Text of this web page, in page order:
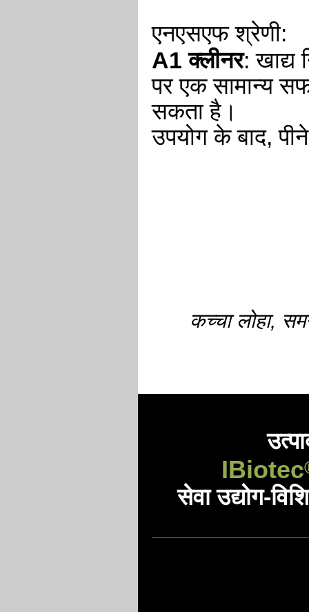
एनएसएफ श्रेणी:
A1 क्लीनर: खाद्य
पर एक सामान्य
सकता है।
उपयोग के बाद,
कच्चा लोहा,
IBiotec
सेवा उद्योग-